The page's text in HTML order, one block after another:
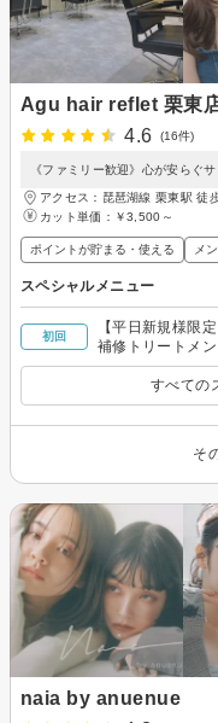
Agu hair reflet 栗東
4.6
(16件)
《ファミリー歓迎》心が安らぐ
アクセス：琵琶湖線 栗東駅 徒
カット単価： ￥3,500～
ポイントが貯まる・使える メ
スペシャルメニュー
初回
【平日新規様限
補修トリートメ
すべての
そ
naia by anuenue